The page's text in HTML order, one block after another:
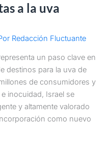
a la uva
Redacción Fluctuante
un paso clave en
destinos para la uva de
de consumidores y
inocuidad, Israel se
y altamente valorado
como nuevo